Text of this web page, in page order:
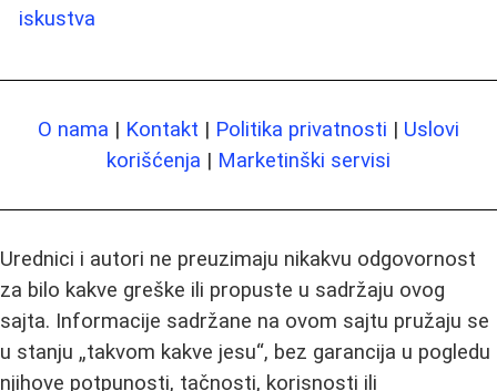
iskustva
O nama | Kontakt | Politika privatnosti | Uslovi
korišćenja | Marketinški servisi
Urednici i autori ne preuzimaju nikakvu odgovornost
za bilo kakve greške ili propuste u sadržaju ovog
sajta. Informacije sadržane na ovom sajtu pružaju se
u stanju „takvom kakve jesu“, bez garancija u pogledu
njihove potpunosti, tačnosti, korisnosti ili